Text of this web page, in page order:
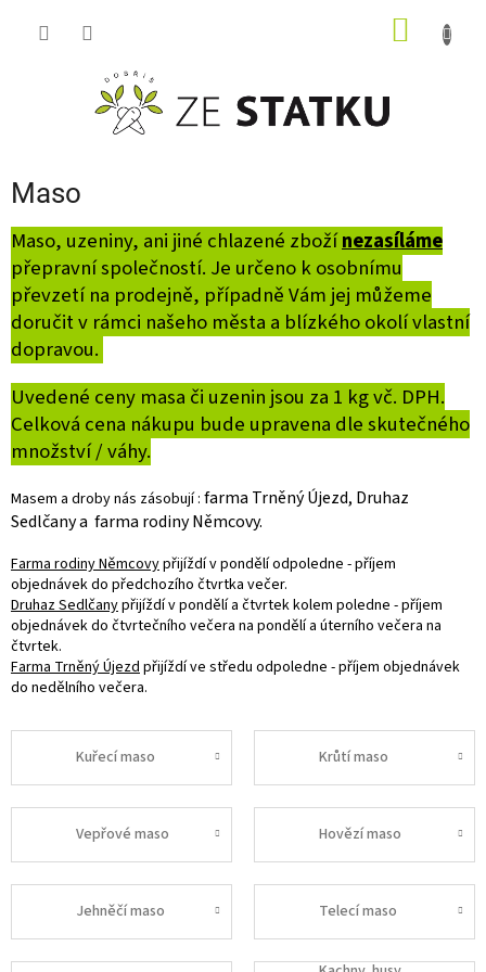
Maso
Maso, uzeniny, ani jiné chlazené zbožínezasíláme
přepravní společností. Je určeno k osobnímu
převzetí na prodejně, případně Vám jej můžeme
doručit v rámci našeho města a blízkého okolí vlastní
dopravou.
Uvedené ceny masa či uzenin jsou za 1 kg vč. DPH.
Celková cena nákupu bude upravena dle skutečného
množství / váhy.
Masem a droby nás zásobují : farma Trněný Újezd, Druhaz
Sedlčany a farma rodiny Němcovy.
Farma rodiny Němcovypřijíždí v pondělí odpoledne - příjem
objednávek do předchozího čtvrtka večer.
Druhaz Sedlčanypřijíždí v pondělí a čtvrtek kolem poledne - příjem
objednávek do čtvrtečního večera na pondělí a úterního večera na
čtvrtek.
Farma Trněný Újezd přijíždí ve středu odpoledne - příjem objednávek
do nedělního večera.
Kuřecí maso Krůtí maso
Vepřové maso Hovězí maso
Jehněčí maso Telecí maso